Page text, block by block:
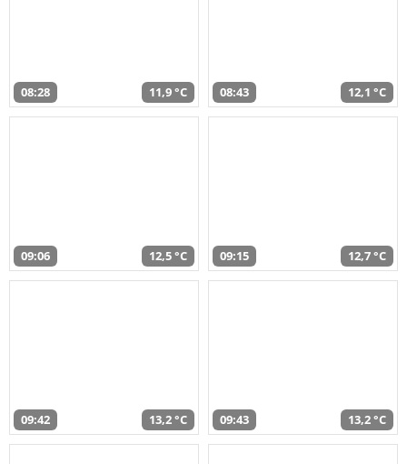
08:28 11,9 °C 08:43 12,1 °C
09:06 12,5 °C 09:15 12,7 °C
09:42 13,2 °C 09:43 13,2 °C